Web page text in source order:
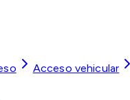
Acceso vehicular